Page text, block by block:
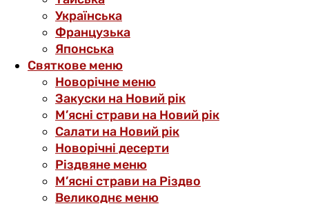
Українська
Французька
Японська
Святкове меню
Новорічне меню
Закуски на Новий рік
М’ясні страви на Новий рік
Салати на Новий рік
Новорічні десерти
Різдвяне меню
М’ясні страви на Різдво
Великоднє меню